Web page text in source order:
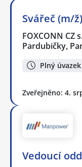
Svářeč (m/ž)
FOXCONN CZ
Pardubičky,
Plný úvazek
Zveřejněno: 4.
Vedoucí